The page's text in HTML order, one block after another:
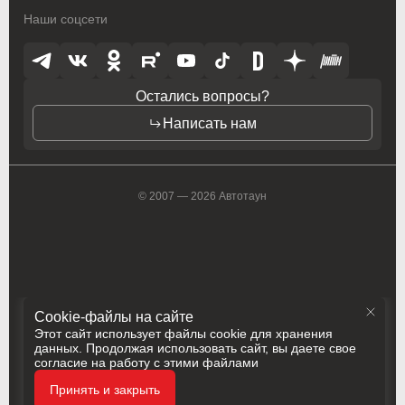
Cookie-файлы на сайте
Этот сайт использует файлы cookie для хранения
данных. Продолжая использовать сайт, вы даете свое
согласие на работу с этими файлами
Принять и закрыть
Наши соцсети
Остались вопросы?
Написать нам
© 2007 — 2026 Автотаун
Политика конфиденциальности
Разработка
Saab
Saturn
Seat
Suzuki
Toyota
Vauxhall
Saab
Saturn
Seat
Suzuki
Toyota
Vauxhall